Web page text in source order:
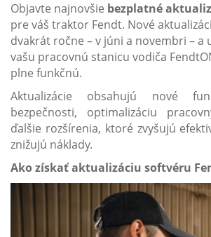
Objavte najnovšie bezplatné
pre váš traktor Fendt. Nové
dvakrát ročne – v júni a novembri – a
vašu pracovnú stanicu vodiča
plne funkčnú.
Aktualizácie obsahujú nové
bezpečnosti, optimalizáciu
ďalšie rozšírenia, ktoré zvyšujú
znižujú náklady.
Ako získať aktualizáciu softvéru